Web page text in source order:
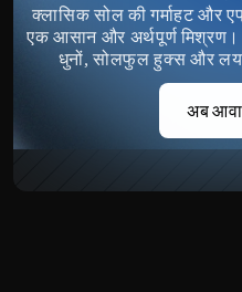
क्लासिक सोल की गर्माहट और
एक आसान और अर्थपूर्ण मिश्रण।
धुनों, सोलफुल हुक्स और लय
अब